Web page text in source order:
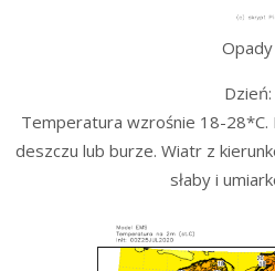
Opady
Dzień:
Temperatura wzrośnie 18-28*C.
deszczu lub burze. Wiatr z
słaby i